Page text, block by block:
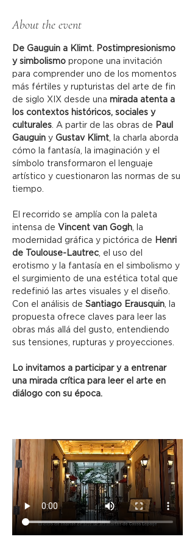
About the event
De Gauguin a Klimt. Postimpresionismo
y simbolismo propone una invitación
para comprender uno de los momentos
más fértiles y rupturistas del arte de fin
de siglo XIX desde una mirada atenta a
los contextos históricos, sociales y
culturales. A partir de las obras de Paul
Gauguin y Gustav Klimt, la charla aborda
cómo la fantasía, la imaginación y el
símbolo transformaron el lenguaje
artístico y cuestionaron las normas de su
tiempo.
El recorrido se amplía con la paleta
intensa de Vincent van Gogh, la
modernidad gráfica y pictórica de Henri
de Toulouse-Lautrec, el uso del
erotismo y la fantasía en el simbolismo y
el surgimiento de una estética total que
redefinió las artes visuales y el diseño.
Con el análisis de Santiago Erausquin, la
propuesta ofrece claves para leer las
obras más allá del gusto, entendiendo
sus tensiones, rupturas y proyecciones.
Lo invitamos a participar y a entrenar
una mirada crítica para leer el arte en
diálogo con su época.